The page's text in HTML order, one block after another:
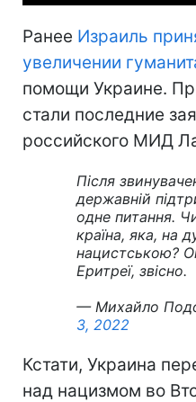
Ранее Израиль
увеличении
помощи Украине.
стали последние
российского МИД
Після
державній
одне питання.
країна, яка, на
нацистською?
Еритреї, звісно.
— Михайло
3, 2022
Кстати, Украина
над нацизмом во